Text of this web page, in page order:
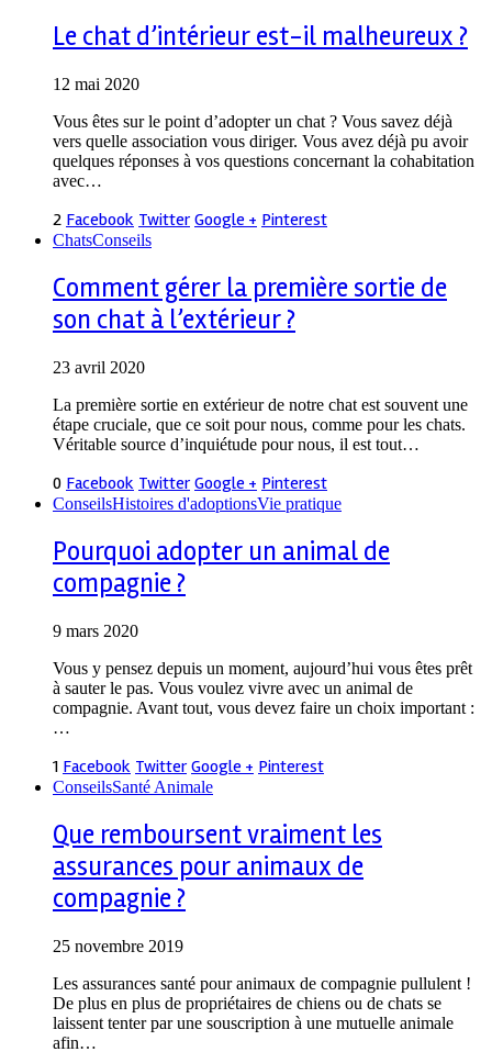
Le chat d’intérieur est-il malheureux ?
12 mai 2020
Vous êtes sur le point d’adopter un chat ? Vous savez déjà
vers quelle association vous diriger. Vous avez déjà pu avoir
quelques réponses à vos questions concernant la cohabitation
avec…
2 Facebook Twitter Google + Pinterest
ChatsConseils
Comment gérer la première sortie de
son chat à l’extérieur ?
23 avril 2020
La première sortie en extérieur de notre chat est souvent une
étape cruciale, que ce soit pour nous, comme pour les chats.
Véritable source d’inquiétude pour nous, il est tout…
0 Facebook Twitter Google + Pinterest
ConseilsHistoires d'adoptionsVie pratique
Pourquoi adopter un animal de
compagnie ?
9 mars 2020
Vous y pensez depuis un moment, aujourd’hui vous êtes prêt
à sauter le pas. Vous voulez vivre avec un animal de
compagnie. Avant tout, vous devez faire un choix important :
…
1 Facebook Twitter Google + Pinterest
ConseilsSanté Animale
Que remboursent vraiment les
assurances pour animaux de
compagnie ?
25 novembre 2019
Les assurances santé pour animaux de compagnie pullulent !
De plus en plus de propriétaires de chiens ou de chats se
laissent tenter par une souscription à une mutuelle animale
afin…